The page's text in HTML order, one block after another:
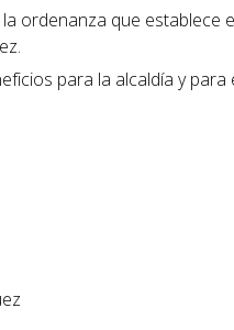
ordenanza que establece
para la alcaldía y